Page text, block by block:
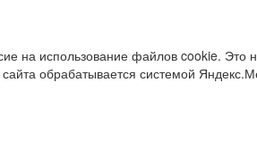
на использование файлов cookie.
обрабатывается системой